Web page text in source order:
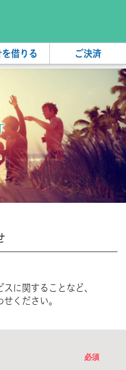
を借りる ご決済
に関することなど、
ください。
必須